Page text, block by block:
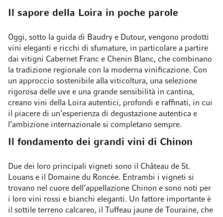
Il sapore della Loira in poche parole
Oggi, sotto la guida di Baudry e Dutour, vengono prodotti
vini eleganti e ricchi di sfumature, in particolare a partire
dai vitigni Cabernet Franc e Chenin Blanc, che combinano
la tradizione regionale con la moderna vinificazione. Con
un approccio sostenibile alla viticoltura, una selezione
rigorosa delle uve e una grande sensibilità in cantina,
creano vini della Loira autentici, profondi e raffinati, in cui
il piacere di un’esperienza di degustazione autentica e
l’ambizione internazionale si completano sempre.
Il fondamento dei grandi vini di Chinon
Due dei loro principali vigneti sono il Château de St.
Louans e il Domaine du Roncée. Entrambi i vigneti si
trovano nel cuore dell’appellazione Chinon e sono noti per
i loro vini rossi e bianchi eleganti. Un fattore importante è
il sottile terreno calcareo, il Tuffeau jaune de Touraine, che